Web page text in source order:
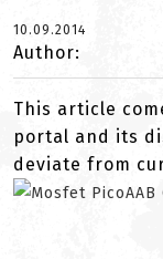
10.09.2014
Author:
This article
portal and its
deviate from